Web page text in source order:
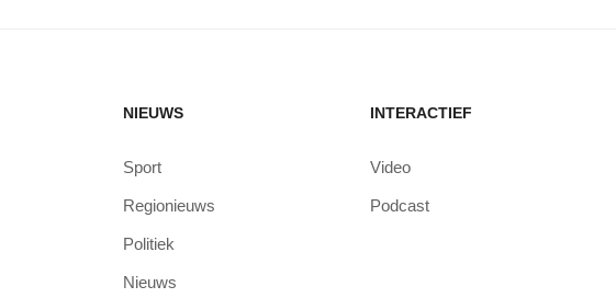
NIEUWS
Sport
Regionieuws
Politiek
Nieuws
INTERACTIEF
Video
Podcast